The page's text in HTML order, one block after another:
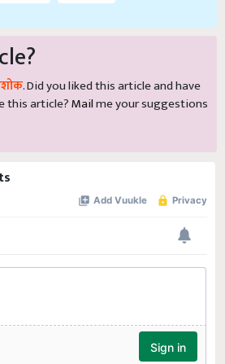
. Did you liked this article and have
this article?Mailme your suggestions